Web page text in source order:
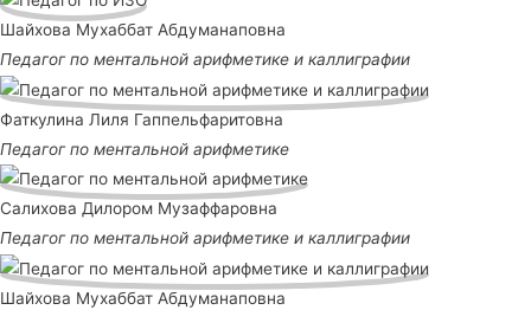
Шайхова Мухаббат Абдуманаповна
Педагог по ментальной арифметике и каллиграфии
Фаткулина Лиля Гаппельфаритовна
Педагог по ментальной арифметике
Салихова Дилором Музаффаровна
Педагог по ментальной арифметике и каллиграфии
Шайхова Мухаббат Абдуманаповна